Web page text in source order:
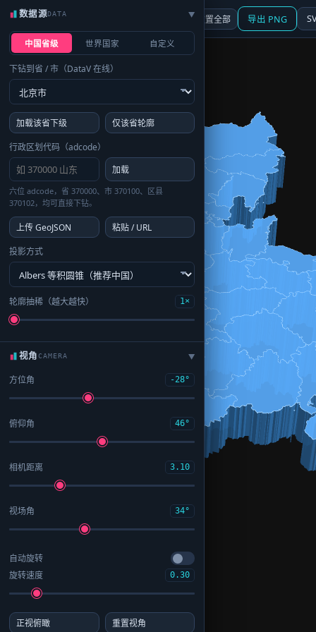
☰ 面板 地图 重置全部 导出 PNG
数据源DATA ▶
中国省级 世界国家 自定义
下钻到省 / 市（DataV 在线）
加载该省下级
仅该省轮廓
行政区划代码（adcode）
加载
六位 adcode，省 370000、市 370100、区县
370102，均可直接下钻。
上传 GeoJSON
粘贴 / URL
投影方式
轮廓抽稀（越大越快） 1×
视角CAMERA ▶
方位角 -28°
俯仰角 46°
相机距离 3.10
视场角 34°
自动旋转
旋转速度
0.30
正视俯瞰 重置视角